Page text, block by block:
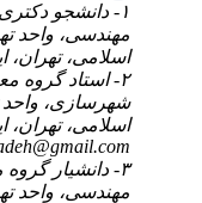
۱- دانشجو
مهندسی، واحد
اسلامی، تهران،
۲- استاد گروه
شهرسازی، واحد
اسلامی، تهران،
۳- دانشیار
مهندسی، واحد